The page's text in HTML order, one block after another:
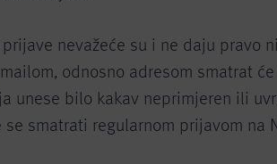
nevažeće su i ne daju pravo
odnosno adresom smatrat
unese bilo kakav neprimjeren ili
smatrati regularnom prijavom na